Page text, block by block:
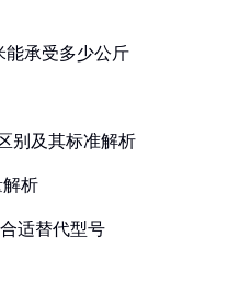
能承受多少公斤
别及其标准解析
解析
适替代型号